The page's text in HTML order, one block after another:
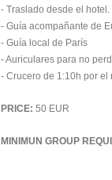
- Traslado desde el hotel.
- Guía acompañante de
- Guía local de París
- Auriculares para no
- Crucero de 1:10h por el
PRICE: 50 EUR
MINIMUN GROUP